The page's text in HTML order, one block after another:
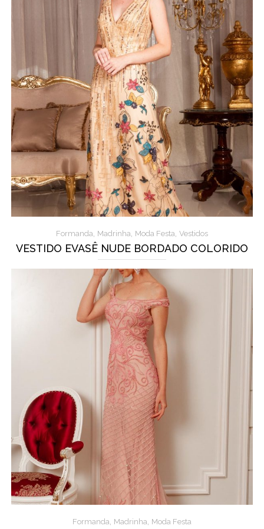
Formanda, Madrinha, Moda Festa, Vestidos
VESTIDO EVASÊ NUDE BORDADO COLORIDO
Formanda, Madrinha, Moda Festa